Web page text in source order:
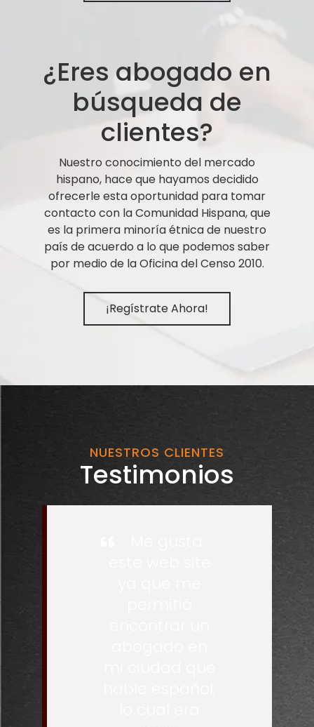
¿Eres abogado en
búsqueda de
clientes?
Nuestro conocimiento del mercado
hispano, hace que hayamos decidido
ofrecerle esta oportunidad para tomar
contacto con la Comunidad Hispana, que
es la primera minoría étnica de nuestro
país de acuerdo a lo que podemos saber
por medio de la Oficina del Censo 2010.
¡Regístrate Ahora!
NUESTROS CLIENTES
Testimonios